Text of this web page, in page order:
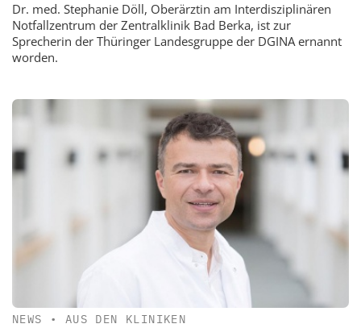
Dr. med. Stephanie Döll, Oberärztin am Interdisziplinären
Notfallzentrum der Zentralklinik Bad Berka, ist zur
Sprecherin der Thüringer Landesgruppe der DGINA ernannt
worden.
NEWS • AUS DEN KLINIKEN